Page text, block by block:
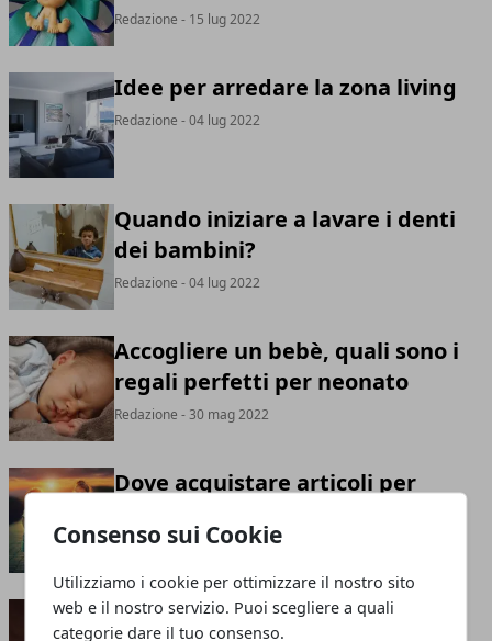
Consenso sui Cookie
Utilizziamo i cookie per ottimizzare il nostro sito
web e il nostro servizio. Puoi scegliere a quali
categorie dare il tuo consenso.
Redazione - 15 lug 2022
Idee per arredare la zona living
Redazione - 04 lug 2022
Quando iniziare a lavare i denti
dei bambini?
Redazione - 04 lug 2022
Accogliere un bebè, quali sono i
regali perfetti per neonato
Redazione - 30 mag 2022
Dove acquistare articoli per
Redazione- 02 mag 2022
Dove acquistare abbigliamento